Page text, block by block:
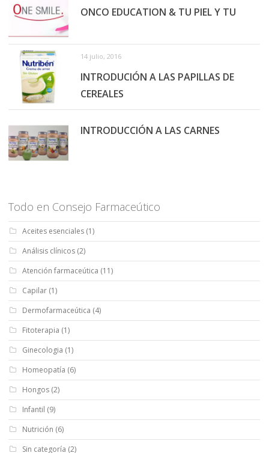
ONCO EDUCATION & TU PIEL Y TU
14 julio, 2016
INTRODUCIÓN A LAS PAPILLAS DE
CEREALES
INTRODUCCIÓN A LAS CARNES
Todo en Consejo Farmaceútico
Aceites esenciales (1)
Análisis clínicos (2)
Atención farmaceútica (11)
Capilar (1)
Dermofarmaceútica (4)
Fitoterapia (1)
Ginecologia (1)
Homeopatía (6)
Hongos (2)
Infantil (9)
Nutrición (6)
Sin categoría (2)